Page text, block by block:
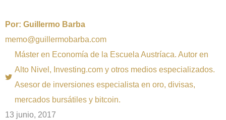
Por: Guillermo Barba
memo@guillermobarba.com
Máster en Economía de la Escuela Austríaca. Autor en
Alto Nivel, Investing.com y otros medios especializados.
Asesor de inversiones especialista en oro, divisas,
mercados bursátiles y bitcoin.
13 junio, 2017